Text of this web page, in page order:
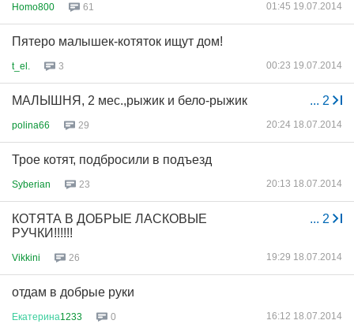
Homo800 61 01:45 19.07.2014
Пятеро малышек-котяток ищут дом!
t_el. 3 00:23 19.07.2014
... 2
МАЛЫШНЯ, 2 мес.,рыжик и бело-рыжик
polina66 29 20:24 18.07.2014
Трое котят, подбросили в подъезд
Syberian 23 20:13 18.07.2014
... 2
КОТЯТА В ДОБРЫЕ ЛАСКОВЫЕ
РУЧКИ!!!!!!
Vikkini 26 19:29 18.07.2014
отдам в добрые руки
Екатерина1233 0 16:12 18.07.2014